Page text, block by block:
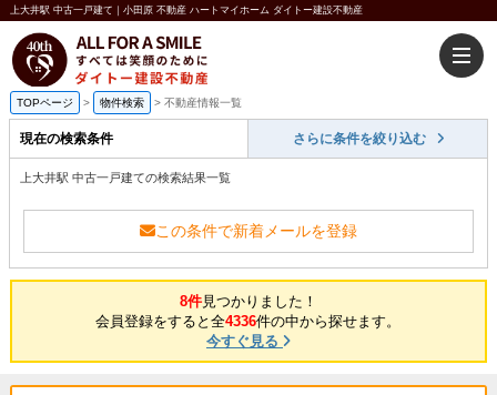
上大井駅 中古一戸建て｜小田原 不動産 ハートマイホーム ダイトー建設不動産
TOPページ > 物件検索 > 不動産情報一覧
現在の検索条件 さらに条件を絞り込む
上大井駅 中古一戸建ての検索結果一覧
この条件で新着メールを登録
8件見つかりました！
会員登録をすると全4336件の中から探せます。
今すぐ見る